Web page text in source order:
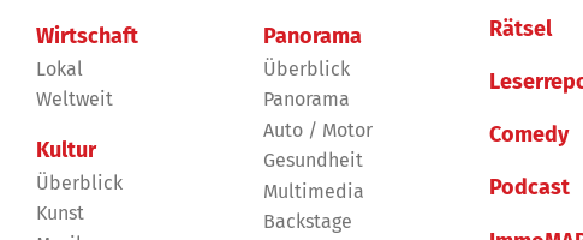
Wirtschaft
Lokal
Weltweit
Kultur
Überblick
Kunst
Panorama
Überblick
Panorama
Auto / Motor
Gesundheit
Multimedia
Backstage
Rätsel
Comedy
Podcast